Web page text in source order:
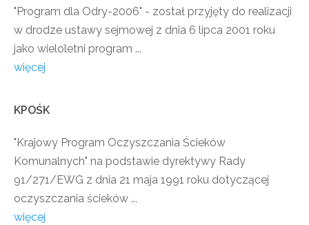
"Program dla Odry-2006" - został przyjęty do realizacji
w drodze ustawy sejmowej z dnia 6 lipca 2001 roku
jako wieloletni program ...
więcej
KPOŚK
"Krajowy Program Oczyszczania Ścieków
Komunalnych" na podstawie dyrektywy Rady
91/271/EWG z dnia 21 maja 1991 roku dotyczącej
oczyszczania ścieków ...
więcej